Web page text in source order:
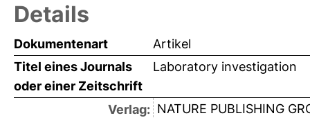
Details
Dokumentenart
Artikel
Titel eines Journals
oder einer Zeitschrift
Laboratory investigation
Verlag: NATURE PUBLISHING